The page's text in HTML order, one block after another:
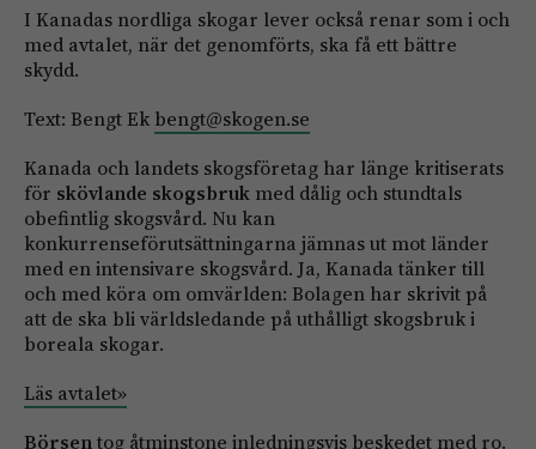
I Kanadas nordliga skogar lever också renar som i och
med avtalet, när det genomförts, ska få ett bättre
skydd.
Text: Bengt Ek bengt@skogen.se
Kanada och landets skogsföretag har länge kritiserats
för skövlande skogsbruk med dålig och stundtals
obefintlig skogsvård. Nu kan
konkurrenseförutsättningarna jämnas ut mot länder
med en intensivare skogsvård. Ja, Kanada tänker till
och med köra om omvärlden: Bolagen har skrivit på
att de ska bli världsledande på uthålligt skogsbruk i
boreala skogar.
Läs avtalet»
Börsentog åtminstone inledningsvis beskedet med ro.